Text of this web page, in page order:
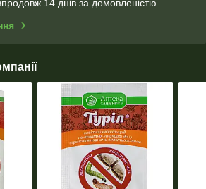
14 днів за домовленістю